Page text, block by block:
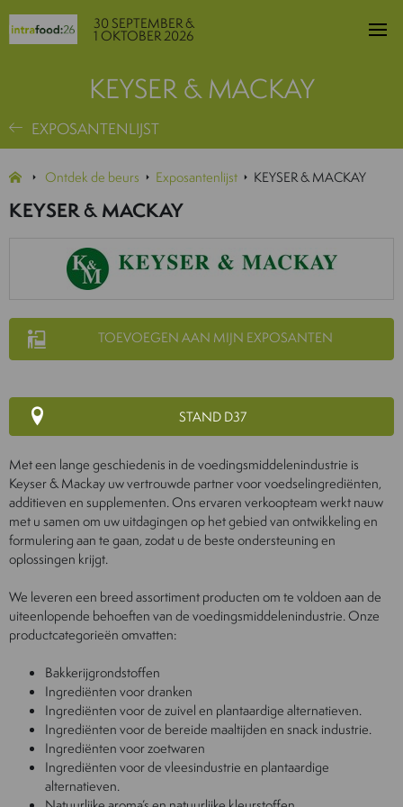
30 SEPTEMBER &
1 OKTOBER 2026
KEYSER & MACKAY
EXPOSANTENLIJST
Ontdek de beurs Exposantenlijst KEYSER & MACKAY
KEYSER & MACKAY
TOEVOEGEN AAN MIJN EXPOSANTEN
STAND D37
Met een lange geschiedenis in de voedingsmiddelenindustrie is
Keyser & Mackay uw vertrouwde partner voor voedselingrediënten,
additieven en supplementen. Ons ervaren verkoopteam werkt nauw
met u samen om uw uitdagingen op het gebied van ontwikkeling en
formulering aan te gaan, zodat u de beste ondersteuning en
oplossingen krijgt.
We leveren een breed assortiment producten om te voldoen aan de
uiteenlopende behoeften van de voedingsmiddelenindustrie. Onze
productcategorieën omvatten:
Bakkerijgrondstoffen
Ingrediënten voor dranken
Ingrediënten voor de zuivel en plantaardige alternatieven.
Ingrediënten voor de bereide maaltijden en snack industrie.
Ingrediënten voor zoetwaren
Ingrediënten voor de vleesindustrie en plantaardige
alternatieven.